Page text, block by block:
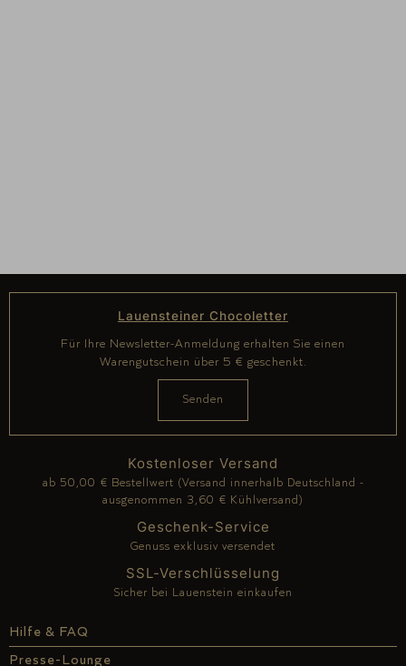
Hilfe & FAQ
Presse-Lounge
Kostenloser Versand
ab 50,00 € Bestellwert (Versand innerhalb Deutschland -
ausgenommen 3,60 € Kühlversand)
Geschenk-Service
Genuss exklusiv versendet
SSL-Verschlüsselung
Sicher bei Lauenstein einkaufen
Lauensteiner Chocoletter
Für Ihre Newsletter-Anmeldung erhalten Sie einen
Warengutschein über 5 € geschenkt.